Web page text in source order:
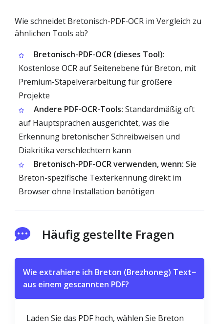
Wie schneidet Bretonisch-PDF-OCR im Vergleich zu
ähnlichen Tools ab?
Bretonisch-PDF-OCR (dieses Tool):
Kostenlose OCR auf Seitenebene für Breton, mit
Premium-Stapelverarbeitung für größere
Projekte
Andere PDF-OCR-Tools: Standardmäßig oft
auf Hauptsprachen ausgerichtet, was die
Erkennung bretonischer Schreibweisen und
Diakritika verschlechtern kann
Bretonisch-PDF-OCR verwenden, wenn: Sie
Breton-spezifische Texterkennung direkt im
Browser ohne Installation benötigen
Häufig gestellte Fragen
Wie extrahiere ich Breton (Brezhoneg) Text
aus einem gescannten PDF?
−
Laden Sie das PDF hoch, wählen Sie Breton